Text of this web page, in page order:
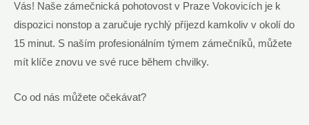
Vás! Naše ⁢zámečnická pohotovost v Praze⁤ Vokovicích ⁢je k
dispozici nonstop ‌a zaručuje rychlý‌ příjezd kamkoliv v okolí‍ do
15 minut. S‌ naším profesionálním týmem zámečníků, můžete
mít klíče​ znovu ve​ své ruce během‍ chvilky.
Co⁣ od nás ‍můžete⁣ očekávat?